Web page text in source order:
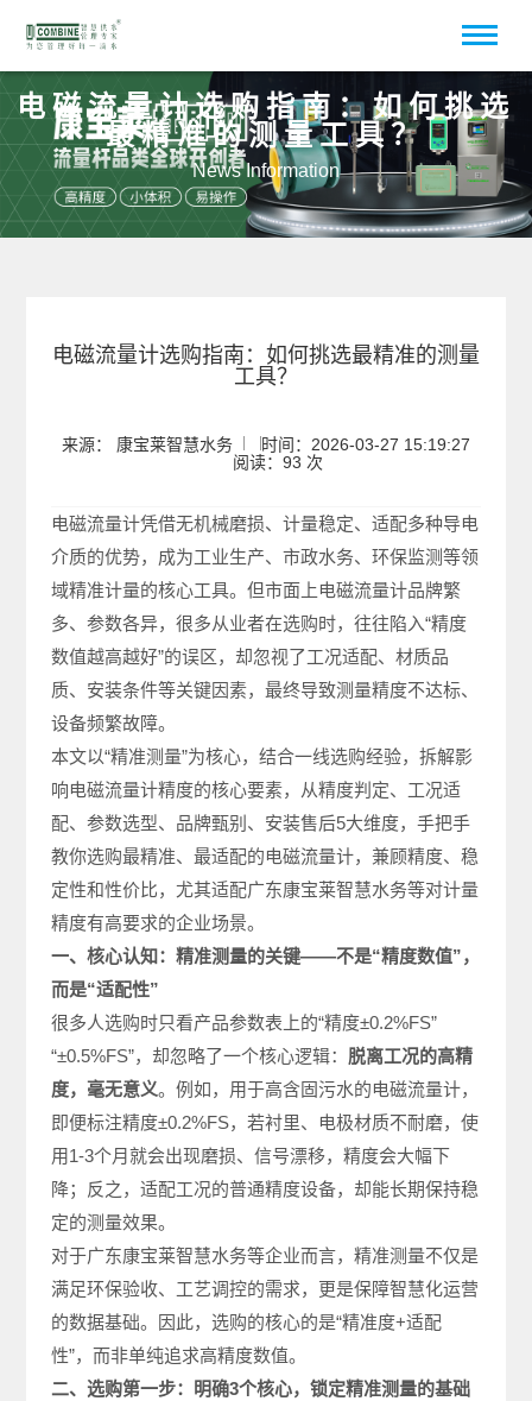
电磁流量计选购指南：如何挑选
最精准的测量工具？
News Information
电磁流量计选购指南：如何挑选最精准的测量
工具？
来源： 康宝莱智慧水务
时间：2026-03-27 15:19:27
阅读：93 次
电磁流量计凭借无机械磨损、计量稳定、适配多种导电
介质的优势，成为工业生产、市政水务、环保监测等领
域精准计量的核心工具。但市面上电磁流量计品牌繁
多、参数各异，很多从业者在选购时，往往陷入“精度
数值越高越好”的误区，却忽视了工况适配、材质品
质、安装条件等关键因素，最终导致测量精度不达标、
设备频繁故障。
本文以“精准测量”为核心，结合一线选购经验，拆解影
响电磁流量计精度的核心要素，从精度判定、工况适
配、参数选型、品牌甄别、安装售后5大维度，手把手
教你选购最精准、最适配的电磁流量计，兼顾精度、稳
定性和性价比，尤其适配广东康宝莱智慧水务等对计量
精度有高要求的企业场景。
一、核心认知：精准测量的关键——不是“精度数值”，
而是“适配性”
很多人选购时只看产品参数表上的“精度±0.2%FS”
“±0.5%FS”，却忽略了一个核心逻辑： 脱离工况的高精
度，毫无意义。例如，用于高含固污水的电磁流量计，
即便标注精度±0.2%FS，若衬里、电极材质不耐磨，使
用1-3个月就会出现磨损、信号漂移，精度会大幅下
降；反之，适配工况的普通精度设备，却能长期保持稳
定的测量效果。
对于广东康宝莱智慧水务等企业而言，精准测量不仅是
满足环保验收、工艺调控的需求，更是保障智慧化运营
的数据基础。因此，选购的核心的是“精准度+适配
性”，而非单纯追求高精度数值。
二、选购第一步：明确3个核心，锁定精准测量的基础